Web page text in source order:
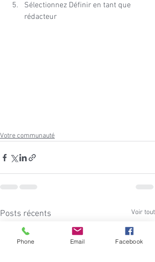
Sélectionnez Définir en tant que
rédacteur
Votre communauté
Posts récents Voir tout
Phone Email Facebook